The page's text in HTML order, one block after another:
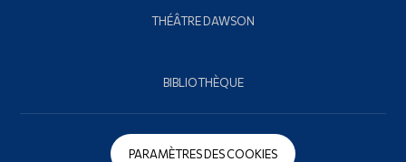
THÉÂTRE DAWSON
BIBLIOTHÈQUE
PARAMÈTRES DES COOKIES